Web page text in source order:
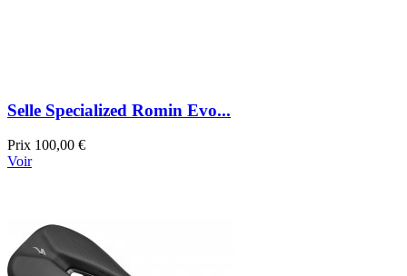
Selle Specialized Romin Evo...
Prix 100,00 €
Voir